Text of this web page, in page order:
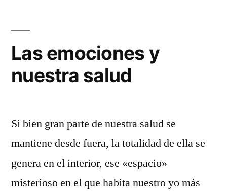
Las emociones y
nuestra salud
Si bien gran parte de nuestra salud se
mantiene desde fuera, la totalidad de ella se
genera en el interior, ese «espacio»
misterioso en el que habita nuestro yo más